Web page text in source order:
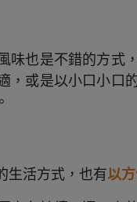
味也是不錯的方式
，或是以小口小口
生活方式，也有以